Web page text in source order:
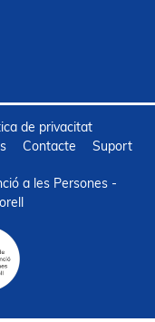
de privacitat
Contacte Suport
a les Persones -